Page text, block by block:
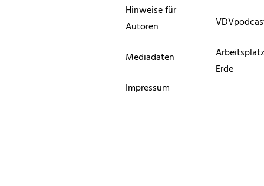
Hinweise für
Autoren
Mediadaten
Impressum
Erde